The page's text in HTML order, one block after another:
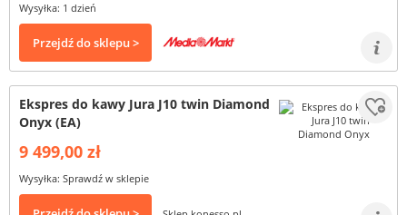
Wysyłka: 1 dzień
Przejdź do sklepu >
Ekspres do kawy Jura J10 twin Diamond
Onyx (EA)
9 499,00 zł
Wysyłka: Sprawdź w sklepie